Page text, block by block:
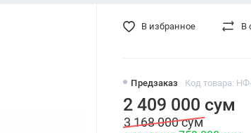
Предзаказ Код товара:
2 409 000 сум
3 168 000 сум
В избранное В